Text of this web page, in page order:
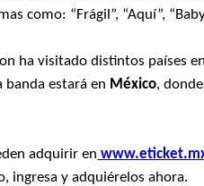
como: “Frágil”, “Aquí”, “Baby
ha visitado distintos países
banda estará en México,
adquirir en
ingresa y adquiérelos ahora.